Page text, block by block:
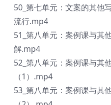
50_第七单元：文案的其他
流行.mp4
51_第八单元：案例课与其
解.mp4
52_第八单元：案例课与其
（1）.mp4
53_第八单元：案例课与其